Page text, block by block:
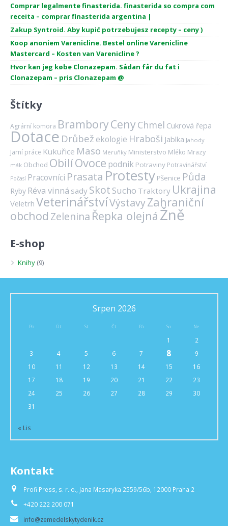
Comprar legalmente finasterida. finasterida so compra com
receita – comprar finasterida argentina |
Zakup Syntroid. Aby kupić potrzebujesz recepty – ceny )
Koop anoniem Varenicline. Bestel online Varenicline
Mastercard – Kosten van Varenicline ?
Hvor kan jeg købe Clonazepam. Sådan får du fat i
Clonazepam – pris Clonazepam @
Štítky
Agrární komora BramboryCenyChmel Cukrová řepa
Dotace Drůbež ekologie Hraboši Jablka Jahody
Jarní práce Kukuřice Maso Meruňky Ministerstvo Mléko Mrazy
mák Obchod ObilíOvoce podnik Potraviny Potravinářství
Počasí Pracovníci Prasata Protesty Pšenice Půda
Ryby Réva vinná sady Skot Sucho Traktory Ukrajina
Veletrh VeterinářstvíVýstavyZahraniční
obchod Zelenina Řepka olejná Žně
E-shop
Knihy (9)
Srpen 2026
Po Út St Čt Pá So Ne
1
2
3
4 5 6 7 8
9
10
11 12 13 14 15
16
17
18 19 20 21 22
23
24
25 26 27 28 29
30
31
« Lis
Kontakt
Profi Press, s. r. o., Jana Masaryka 2559/56b, 12000 Praha 2
+420 222 200 071
info@zemedelskytydenik.cz